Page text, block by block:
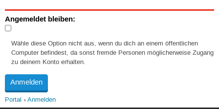
Angemeldet bleiben:
Wähle diese Option nicht aus, wenn du dich an einem öffentlichen
Computer befindest, da sonst fremde Personen möglicherweise Zugang
zu deinem Konto erhalten.
Portal Anmelden